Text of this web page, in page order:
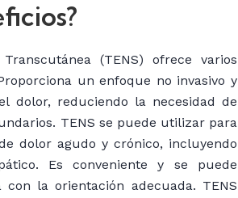
(TENS) ofrece varios
un enfoque no invasivo y
dolor, reduciendo la necesidad de
TENS se puede utilizar para
dolor agudo y crónico, incluyendo
Es conveniente y se puede
la orientación adecuada. TENS